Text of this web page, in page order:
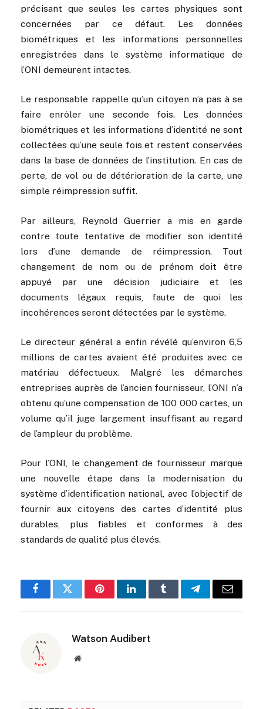
précisant que seules les cartes physiques sont
concernées par ce défaut. Les données
biométriques et les informations personnelles
enregistrées dans le système informatique de
l’ONI demeurent intactes.
Le responsable rappelle qu’un citoyen n’a pas à se
faire enrôler une seconde fois. Les données
biométriques et les informations d’identité ne sont
collectées qu’une seule fois et restent conservées
dans la base de données de l’institution. En cas de
perte, de vol ou de détérioration de la carte, une
simple réimpression suffit.
Par ailleurs, Reynold Guerrier a mis en garde
contre toute tentative de modifier son identité
lors d’une demande de réimpression. Tout
changement de nom ou de prénom doit être
appuyé par une décision judiciaire et les
documents légaux requis, faute de quoi les
incohérences seront détectées par le système.
Le directeur général a enfin révélé qu’environ 6,5
millions de cartes avaient été produites avec ce
matériau défectueux. Malgré les démarches
entreprises auprès de l’ancien fournisseur, l’ONI n’a
obtenu qu’une compensation de 100 000 cartes, un
volume qu’il juge largement insuffisant au regard
de l’ampleur du problème.
Pour l’ONI, le changement de fournisseur marque
une nouvelle étape dans la modernisation du
système d’identification national, avec l’objectif de
fournir aux citoyens des cartes d’identité plus
durables, plus fiables et conformes à des
standards de qualité plus élevés.
FacebookTwitterPinterestLinkedInTumblrTelegramEmail
Watson Audibert
Website